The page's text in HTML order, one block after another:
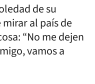
de su
al país de
“No me dejen
vamos a